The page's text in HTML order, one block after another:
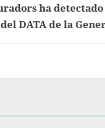
ha detectado
DATA de la